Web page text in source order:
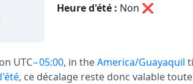
Heure d'été : Non ❌
UTC−05:00, in theAmerica/Guayaquil
, ce décalage reste donc valable